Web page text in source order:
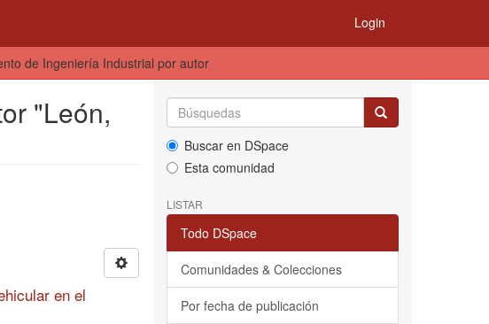
Login
de Ingeniería Industrial por autor
"León,
en el
Buscar en DSpace
Esta comunidad
LISTAR
Todo DSpace
Comunidades & Colecciones
Por fecha de publicación